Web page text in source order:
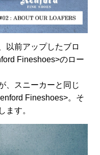
以前アップしたブロ
Fineshoes>のロー
、スニーカーと同じ
Fineshoes>。そ
ます。